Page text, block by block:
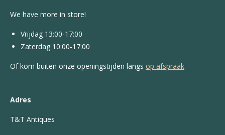
We have more in store!
Vrijdag 13:00-17:00
Zaterdag 10:00-17:00
Of kom buiten onze openingstijden langs op afspraak
Adres
T&T Antiques